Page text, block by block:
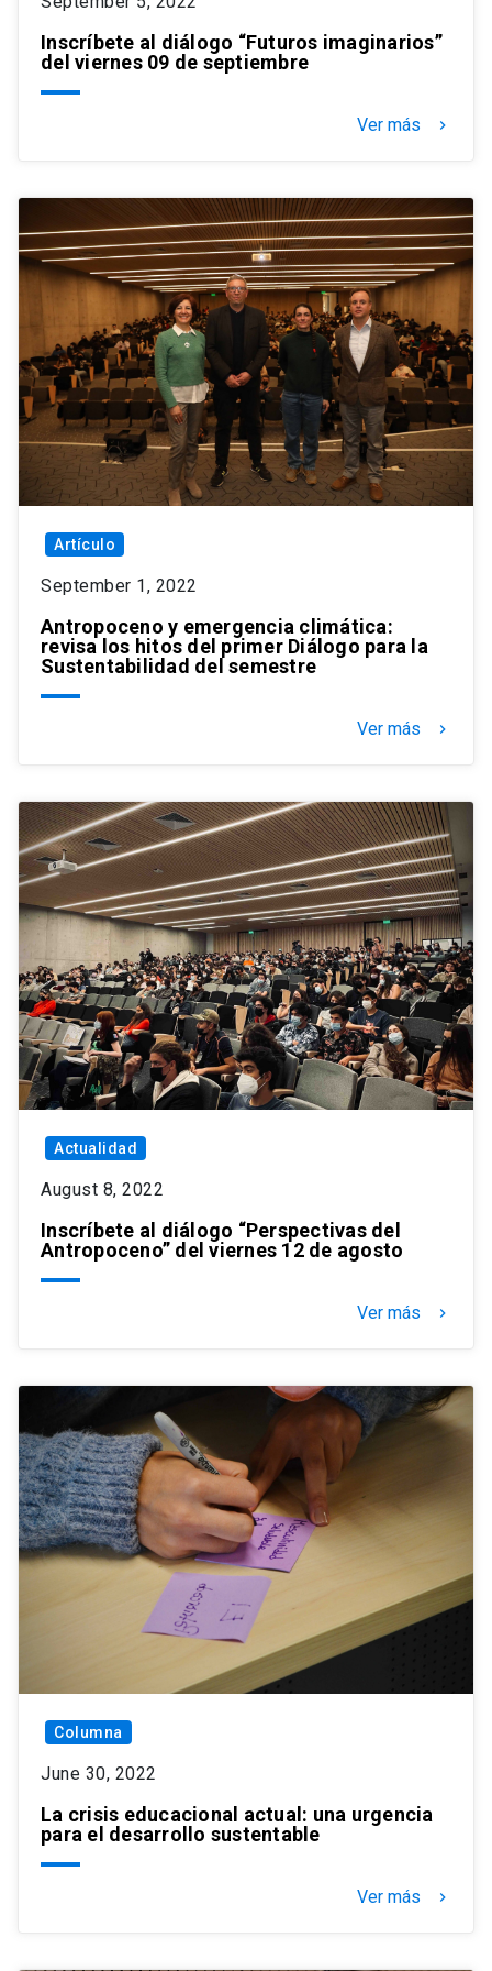
Inscríbete al diálogo “Futuros imaginarios”
del viernes 09 de septiembre
Ver más keyboard_arrow_right
Artículo
September 1, 2022
Antropoceno y emergencia climática:
revisa los hitos del primer Diálogo para la
Sustentabilidad del semestre
Ver más keyboard_arrow_right
Actualidad
August 8, 2022
Inscríbete al diálogo “Perspectivas del
Antropoceno” del viernes 12 de agosto
Ver más keyboard_arrow_right
Columna
June 30, 2022
La crisis educacional actual: una urgencia
para el desarrollo sustentable
Ver más keyboard_arrow_right